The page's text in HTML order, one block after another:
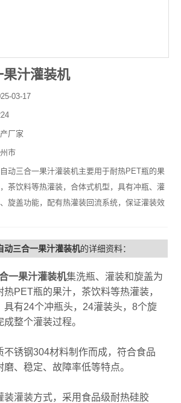
汁灌装机
03-17
厂家
市
动三合一果汁灌装机主要用于耐热PET瓶的果
茶饮料等热灌装，合体式机型，具有冲瓶、灌
旋盖功能，配有热灌装回流系统，保证灌装效
动三合一果汁灌装机的详细资料：
一果汁灌装机集洗瓶、灌装和旋盖为
PET瓶的果汁，茶饮料等热灌装，
具有24个冲瓶头，24灌装头，8个旋
整个灌装过程。
锈钢304材料制作而成，符合食品
、稳定、故障率低等特点。
灌装方式，采用食品级耐热硅胶